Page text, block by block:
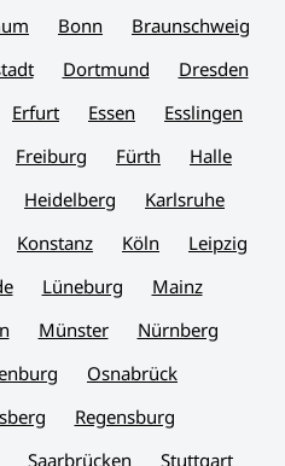
Bonn
Braunschweig
Dortmund
Dresden
Erfurt Essen
Esslingen
Freiburg Fürth
Halle
Heidelberg
Karlsruhe
Konstanz Köln
Leipzig
Lüneburg
Mainz
Münster
Nürnberg
Osnabrück
Regensburg
Saarbrücken Stuttgart